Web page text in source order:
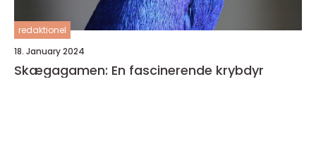
redaktionel
18. January 2024
Skægagamen: En fascinerende krybdyr